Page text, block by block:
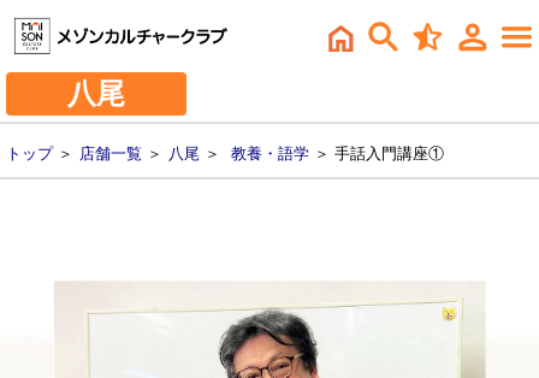
八尾
トップ＞ 店舗一覧 ＞ 八尾 ＞ 教養・語学 ＞ 手話入門講座①